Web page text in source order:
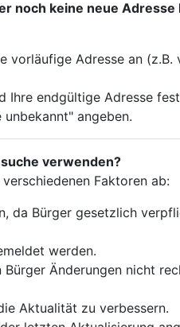
noch keine neue Adresse
vorläufige Adresse an (z.B.
Ihre endgültige Adresse
angeben.
verwenden?
Faktoren ab:
da Bürger gesetzlich
werden.
Änderungen nicht
Aktualität zu verbessern.